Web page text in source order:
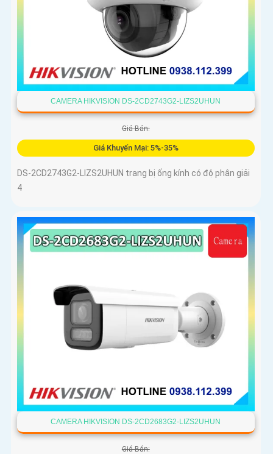
CAMERA HIKVISION DS-2CD2743G2-LIZS2UHUN
Giá Bán:
Giá Khuyến Mại: 5%-35%
DS-2CD2743G2-LIZS2UHUN trang bị ống kính có độ phân giải
4
CAMERA HIKVISION DS-2CD2683G2-LIZS2UHUN
Giá Bán: